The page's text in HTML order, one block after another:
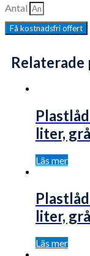
Antal
Få kostnadsfri offert
liter, grå
Läs mer
liter, grå
Läs mer